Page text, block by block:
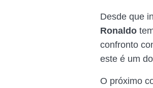
Desde que
Ronaldo
confronto
este é um
O próximo